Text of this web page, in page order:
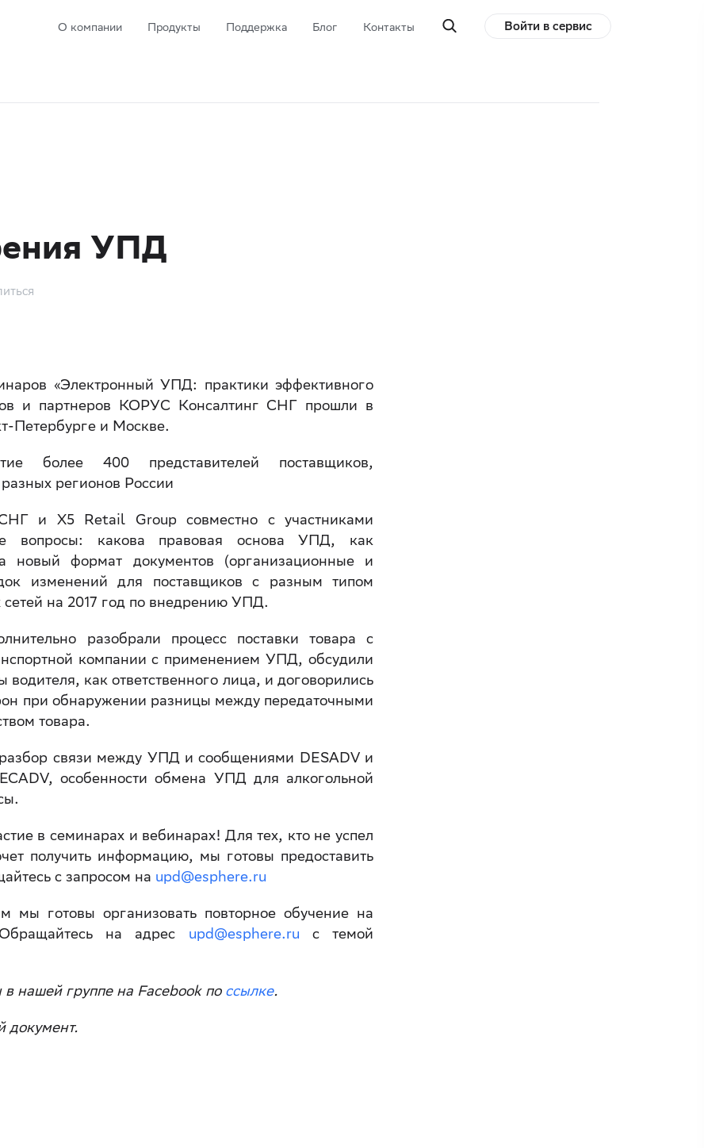
О компании Продукты Поддержка Блог Контакты Войти в сервис
УПД
«Электронный УПД: практики эффективного
и партнеров КОРУС Консалтинг СНГ прошли в
Петербурге и Москве.
более 400 представителей поставщиков,
регионов России
и Х5 Retail Group совместно с участниками
вопросы: какова правовая основа УПД, как
новый формат документов (организационные и
изменений для поставщиков с разным типом
на 2017 год по внедрению УПД.
разобрали процесс поставки товара с
компании с применением УПД, обсудили
как ответственного лица, и договорились
при обнаружении разницы между передаточными
товара.
связи между УПД и сообщениями DESADV и
особенности обмена УПД для алкогольной
в семинарах и вебинарах! Для тех, кто не успел
получить информацию, мы готовы предоставить
с запросом на upd@esphere.ru
мы готовы организовать повторное обучение на
на адрес upd@esphere.ru c темой
нашей группе на Facebook по ссылке.
документ.